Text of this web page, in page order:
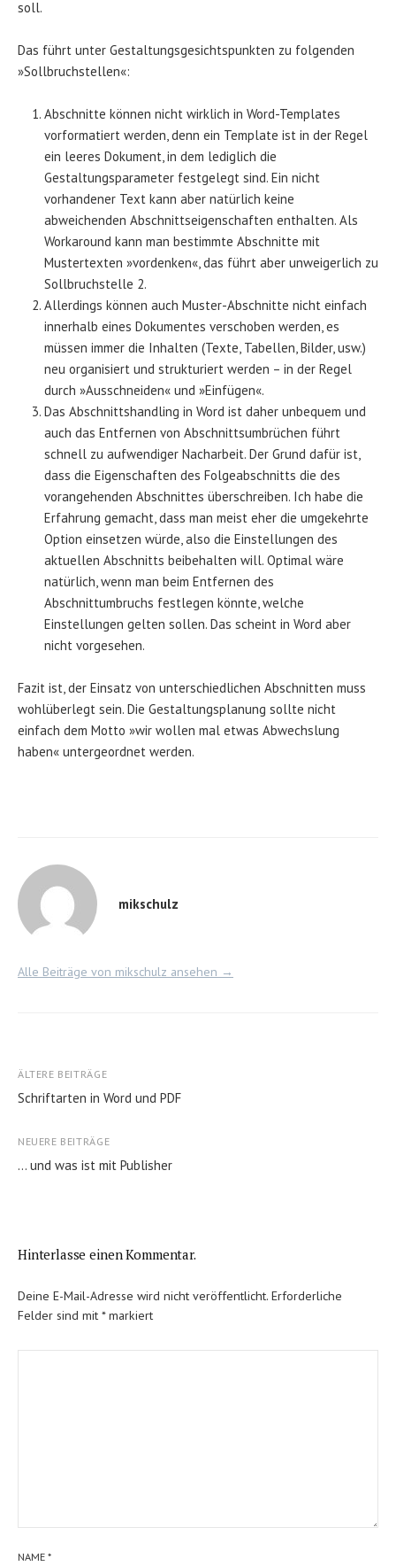
soll.
Das führt unter Gestaltungsgesichtspunkten zu folgenden
»Sollbruchstellen«:
Abschnitte können nicht wirklich in Word-Templates
vorformatiert werden, denn ein Template ist in der Regel
ein leeres Dokument, in dem lediglich die
Gestaltungsparameter festgelegt sind. Ein nicht
vorhandener Text kann aber natürlich keine
abweichenden Abschnittseigenschaften enthalten. Als
Workaround kann man bestimmte Abschnitte mit
Mustertexten »vordenken«, das führt aber unweigerlich zu
Sollbruchstelle 2.
Allerdings können auch Muster-Abschnitte nicht einfach
innerhalb eines Dokumentes verschoben werden, es
müssen immer die Inhalten (Texte, Tabellen, Bilder, usw.)
neu organisiert und strukturiert werden – in der Regel
durch »Ausschneiden« und »Einfügen«.
Das Abschnittshandling in Word ist daher unbequem und
auch das Entfernen von Abschnittsumbrüchen führt
schnell zu aufwendiger Nacharbeit. Der Grund dafür ist,
dass die Eigenschaften des Folgeabschnitts die des
vorangehenden Abschnittes überschreiben. Ich habe die
Erfahrung gemacht, dass man meist eher die umgekehrte
Option einsetzen würde, also die Einstellungen des
aktuellen Abschnitts beibehalten will. Optimal wäre
natürlich, wenn man beim Entfernen des
Abschnittumbruchs festlegen könnte, welche
Einstellungen gelten sollen. Das scheint in Word aber
nicht vorgesehen.
Fazit ist, der Einsatz von unterschiedlichen Abschnitten muss
wohlüberlegt sein. Die Gestaltungsplanung sollte nicht
einfach dem Motto »wir wollen mal etwas Abwechslung
haben« untergeordnet werden.
mikschulz
Alle Beiträge von mikschulz ansehen →
Beitragsnavigation
ÄLTERE BEITRÄGE
Schriftarten in Word und PDF
NEUERE BEITRÄGE
… und was ist mit Publisher
Hinterlasse einen Kommentar.
Deine E-Mail-Adresse wird nicht veröffentlicht. Erforderliche
Felder sind mit *markiert
NAME*